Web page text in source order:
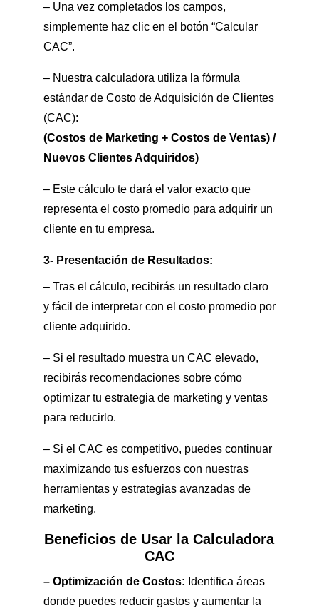
– Una vez completados los campos,
simplemente haz clic en el botón “Calcular
CAC”.
– Nuestra calculadora utiliza la fórmula
estándar de Costo de Adquisición de Clientes
(CAC):
(Costos de Marketing + Costos de Ventas) /
Nuevos Clientes Adquiridos)
– Este cálculo te dará el valor exacto que
representa el costo promedio para adquirir un
cliente en tu empresa.
3- Presentación de Resultados:
– Tras el cálculo, recibirás un resultado claro
y fácil de interpretar con el costo promedio por
cliente adquirido.
– Si el resultado muestra un CAC elevado,
recibirás recomendaciones sobre cómo
optimizar tu estrategia de marketing y ventas
para reducirlo.
– Si el CAC es competitivo, puedes continuar
maximizando tus esfuerzos con nuestras
herramientas y estrategias avanzadas de
marketing.
Beneficios de Usar la Calculadora
CAC
– Optimización de Costos: Identifica áreas
donde puedes reducir gastos y aumentar la